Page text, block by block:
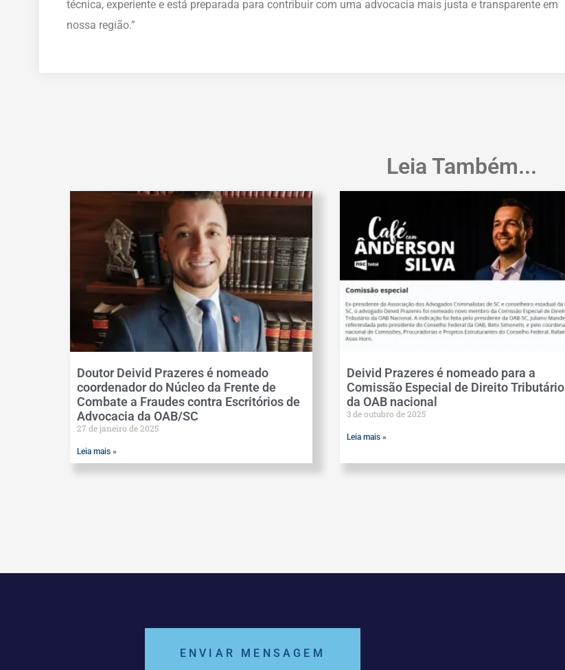
técnica, experiente e está preparada para contribuir com uma advocacia mais justa e transparente em
nossa região.”
Leia Também...
Doutor Deivid Prazeres é nomeado
coordenador do Núcleo da Frente de
Combate a Fraudes contra Escritórios de
Advocacia da OAB/SC
27 de janeiro de 2025
Leia mais »
Deivid Prazeres é nomeado para a
Comissão Especial de Direito Tributário
da OAB nacional
3 de outubro de 2025
Leia mais »
ENVIAR MENSAGEM